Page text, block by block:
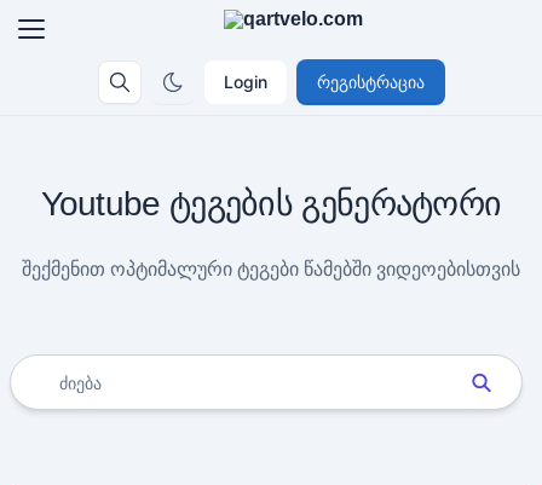
Login რეგისტრაცია
Youtube ტეგების გენერატორი
შექმენით ოპტიმალური ტეგები წამებში ვიდეოებისთვის